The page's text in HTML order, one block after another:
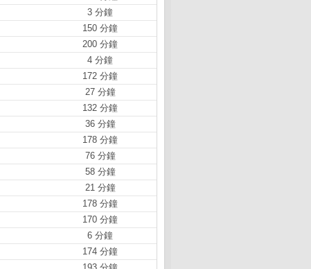
3 分鐘
150 分鐘
200 分鐘
4 分鐘
172 分鐘
27 分鐘
132 分鐘
36 分鐘
178 分鐘
76 分鐘
58 分鐘
21 分鐘
178 分鐘
170 分鐘
6 分鐘
174 分鐘